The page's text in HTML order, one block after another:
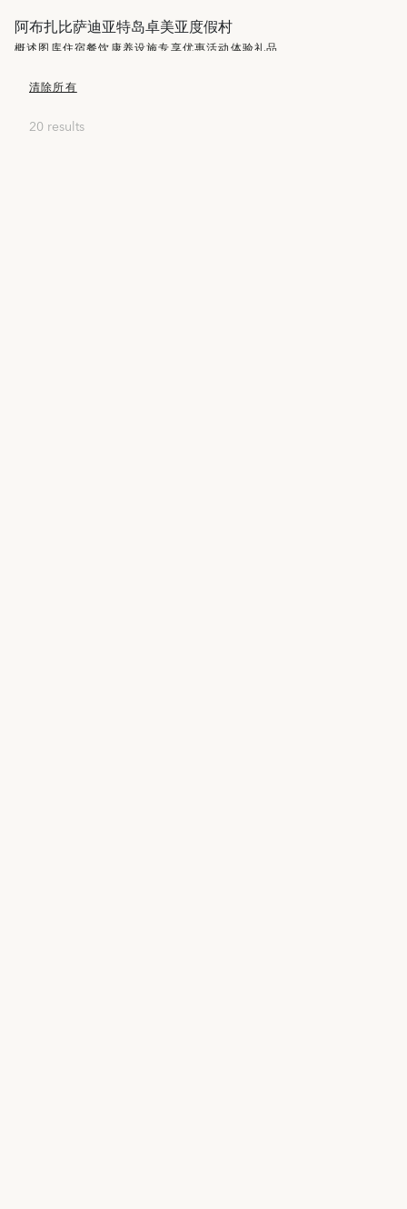
阿布扎比萨迪亚特岛卓美亚度假村
概述图库住宿餐饮康养设施专享优惠活动体验礼品
清除所有
20 results